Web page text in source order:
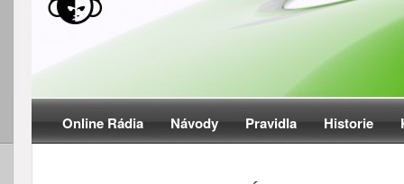
Online Rádia Návody Pravidla Historie